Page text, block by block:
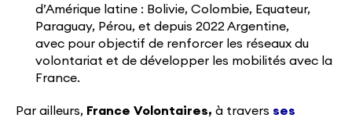
d’Amérique latine : Bolivie, Colombie, Equateur,
Paraguay, Pérou, et depuis 2022 Argentine,
avec pour objectif de renforcer les réseaux du
volontariat et de développer les mobilités avec la
France.
Par ailleurs, France Volontaires, à travers ses